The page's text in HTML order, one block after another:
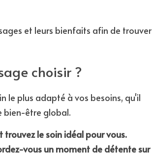
et leurs bienfaits afin de trouver
choisir ?
le plus adapté à vos besoins, qu'il
bien-être global.
le soin idéal pour vous.
vous un moment de détente sur